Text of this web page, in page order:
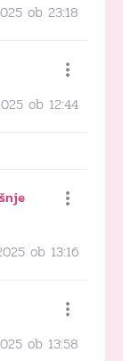
ob 23:18
ob 12:44
ob 13:16
ob 13:58